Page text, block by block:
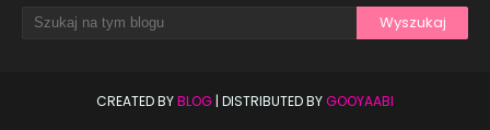
CREATED BYBLOG | DISTRIBUTED BYGOOYAABI